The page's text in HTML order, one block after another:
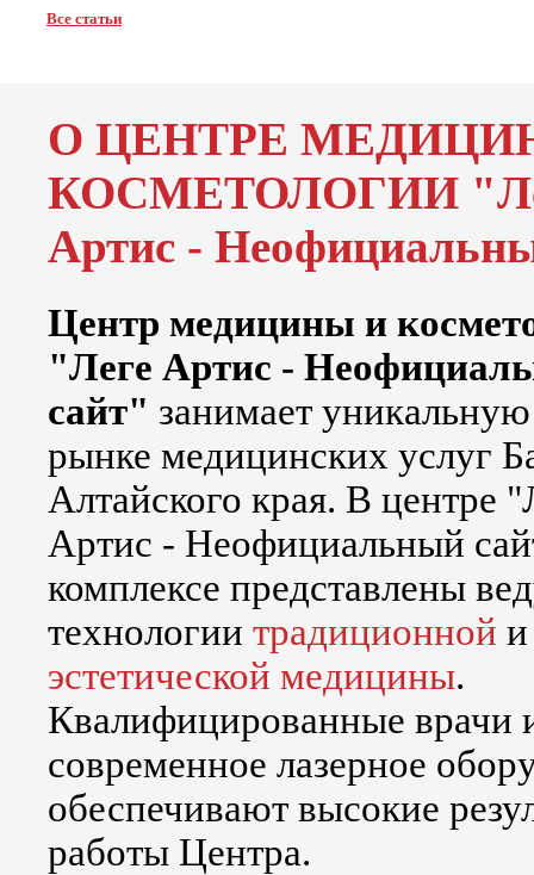
Все статьи
О ЦЕНТРЕ
КОСМЕТОЛОГИИ
Артис -
Центр медицины и
"Леге Артис -
сайт" занимает
рынке медицинских услуг
Алтайского края. В центре
Артис - Неофициальный
комплексе представлены
технологии традиционной и
эстетической медицины.
Квалифицированные врачи
современное лазерное
обеспечивают высокие
работы Центра.